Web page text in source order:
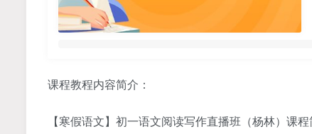
课程教程内容简介：
【寒假语文】初一语文阅读写作直播班（杨林）课程